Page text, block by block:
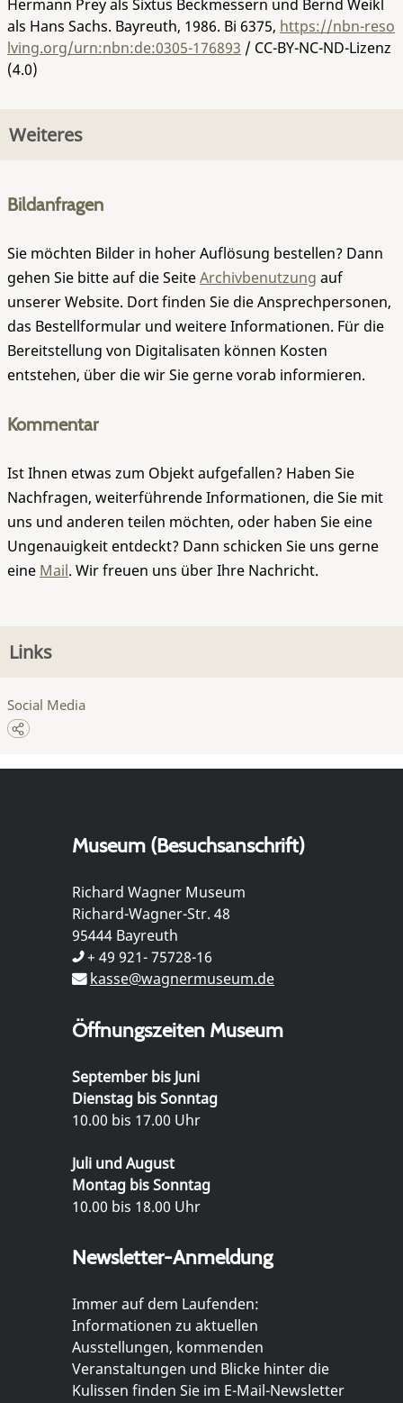
Hermann Prey als Sixtus Beckmessern und Bernd Weikl
als Hans Sachs. Bayreuth, 1986. Bi 6375, https://nbn-reso
lving.org/urn:nbn:de:0305-176893 / CC-BY-NC-ND-Lizenz
(4.0)
Weiteres
Bildanfragen
Sie möchten Bilder in hoher Auflösung bestellen? Dann
gehen Sie bitte auf die SeiteArchivbenutzung auf
unserer Website. Dort finden Sie die Ansprechpersonen,
das Bestellformular und weitere Informationen. Für die
Bereitstellung von Digitalisaten können Kosten
entstehen, über die wir Sie gerne vorab informieren.
Kommentar
Ist Ihnen etwas zum Objekt aufgefallen? Haben Sie
Nachfragen, weiterführende Informationen, die Sie mit
uns und anderen teilen möchten, oder haben Sie eine
Ungenauigkeit entdeckt? Dann schicken Sie uns gerne
eine Mail. Wir freuen uns über Ihre Nachricht.
Links
Social Media
Museum (Besuchsanschrift)
Richard Wagner Museum
Richard-Wagner-Str. 48
95444 Bayreuth
+ 49 921- 75728-16
kasse@wagnermuseum.de
Öffnungszeiten Museum
September bis Juni
Dienstag bis Sonntag
10.00 bis 17.00 Uhr
Juli und August
Montag bis Sonntag
10.00 bis 18.00 Uhr
Newsletter-Anmeldung
Immer auf dem Laufenden:
Informationen zu aktuellen
Ausstellungen, kommenden
Veranstaltungen und Blicke hinter die
Kulissen finden Sie im E-Mail-Newsletter